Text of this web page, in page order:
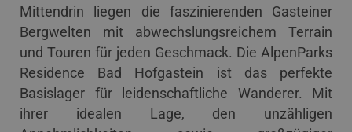
Mittendrin liegen die faszinierenden Gasteiner
Bergwelten mit abwechslungsreichem Terrain
und Touren für jeden Geschmack. Die AlpenParks
Residence Bad Hofgastein ist das perfekte
Basislager für leidenschaftliche Wanderer. Mit
ihrer idealen Lage, den unzähligen